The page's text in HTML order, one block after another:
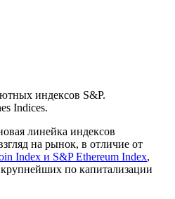
индексов S&P.
Indices.
линейка индексов
на рынок, в отличие от
Index и S&P Ethereum Index,
по капитализации